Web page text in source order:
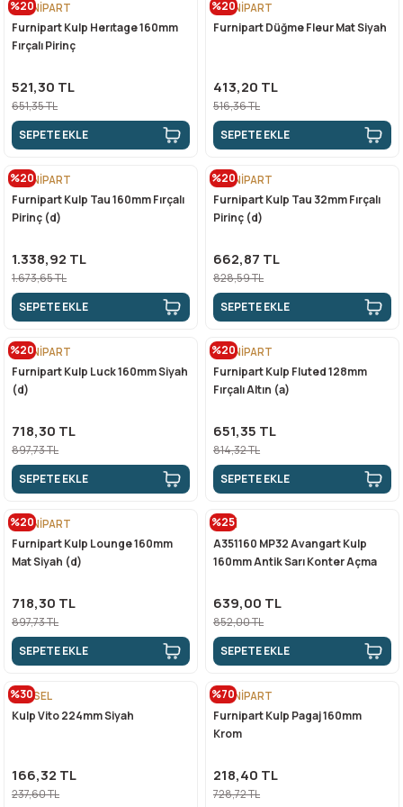
%20
FURNİPART
Furnipart Kulp Herıtage 160mm
Fırçalı Pirinç
521,30 TL
651,35 TL
SEPETE EKLE
%20
FURNİPART
Furnipart Düğme Fleur Mat Siyah
413,20 TL
516,36 TL
SEPETE EKLE
%20
FURNİPART
Furnipart Kulp Tau 160mm Fırçalı
Pirinç (d)
1.338,92 TL
1.673,65 TL
SEPETE EKLE
%20
FURNİPART
Furnipart Kulp Tau 32mm Fırçalı
Pirinç (d)
662,87 TL
828,59 TL
SEPETE EKLE
%20
FURNİPART
Furnipart Kulp Luck 160mm Siyah
(d)
718,30 TL
897,73 TL
SEPETE EKLE
%20
FURNİPART
Furnipart Kulp Fluted 128mm
Fırçalı Altın (a)
651,35 TL
814,32 TL
SEPETE EKLE
%20
FURNİPART
Furnipart Kulp Lounge 160mm
Mat Siyah (d)
718,30 TL
897,73 TL
SEPETE EKLE
%25
ÇEBİ
A351160 MP32 Avangart Kulp
160mm Antik Sarı Konter Açma
639,00 TL
852,00 TL
SEPETE EKLE
%30
EGESEL
Kulp Vito 224mm Siyah
166,32 TL
237,60 TL
%70
FURNİPART
Furnipart Kulp Pagaj 160mm
Krom
218,40 TL
728,72 TL